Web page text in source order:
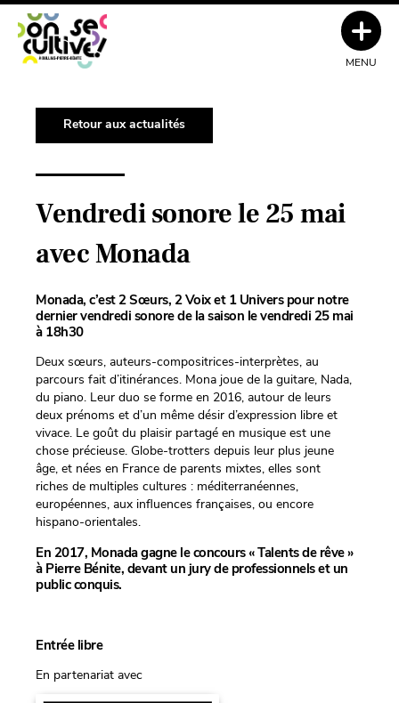
Retour aux actualités
Vendredi sonore le 25 mai
avec Monada
Monada, c’est 2 Sœurs, 2 Voix et 1 Univers pour notre
dernier vendredi sonore de la saison le vendredi 25 mai
à 18h30
Deux sœurs, auteurs-compositrices-interprètes, au
parcours fait d’itinérances. Mona joue de la guitare, Nada,
du piano. Leur duo se forme en 2016, autour de leurs
deux prénoms et d’un même désir d’expression libre et
vivace. Le goût du plaisir partagé en musique est une
chose précieuse. Globe-trotters depuis leur plus jeune
âge, et nées en France de parents mixtes, elles sont
riches de multiples cultures : méditerranéennes,
européennes, aux influences françaises, ou encore
hispano-orientales.
En 2017, Monada gagne le concours « Talents de rêve »
à Pierre Bénite, devant un jury de professionnels et un
public conquis.
Entrée libre
En partenariat avec
MENU